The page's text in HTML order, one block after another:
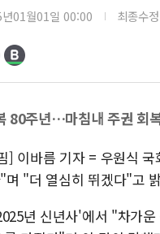
01월01일 00:00 최종수
80주년…마침내 주권 회
] 이바름 기자 = 우원식
며 "더 열심히 뛰겠다"고
년 신년사'에서 "차가